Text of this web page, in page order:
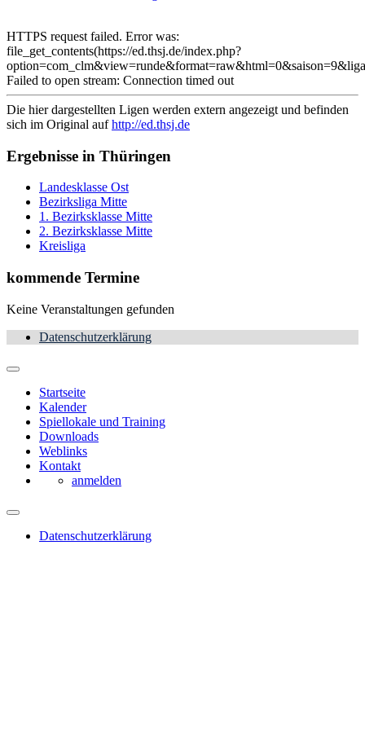
HTTPS request failed. Error was:
file_get_contents(https://ed.thsj.de/index.php?
Failed to open stream: Connection timed out
Die hier dargestellten Ligen werden extern angezeigt und befinden
sich im Original aufhttp://ed.thsj.de
Ergebnisse in Thüringen
Landesklasse Ost
Bezirksliga Mitte
1. Bezirksklasse Mitte
2. Bezirksklasse Mitte
Kreisliga
kommende Termine
Keine Veranstaltungen gefunden
Datenschutzerklärung
Startseite
Kalender
Spiellokale und Training
Downloads
Weblinks
Kontakt
anmelden
Datenschutzerklärung